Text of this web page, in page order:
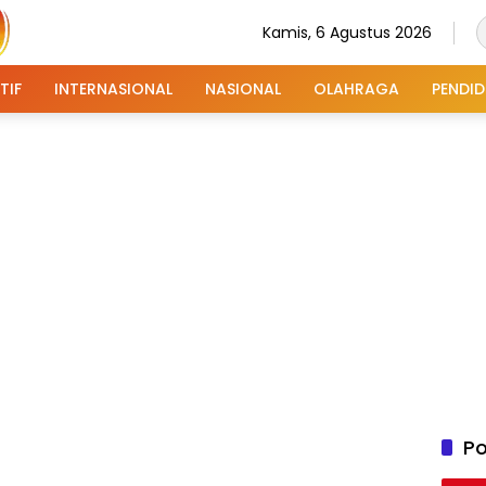
Kamis, 6 Agustus 2026
INTERNASIONAL NASIONAL OLAHRAGA